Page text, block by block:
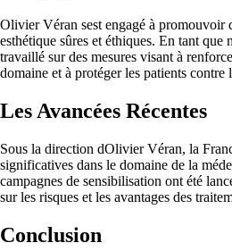
Olivier Véran sest engagé à promouvoir
esthétique sûres et éthiques. En tant que
travaillé sur des mesures visant à
domaine et à protéger les patients contre
Les Avancées Récentes
Sous la direction dOlivier Véran, la
significatives dans le domaine de la
campagnes de sensibilisation ont été
sur les risques et les avantages des
Conclusion